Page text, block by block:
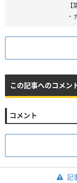
・
この記事へのコメン
コメント
記